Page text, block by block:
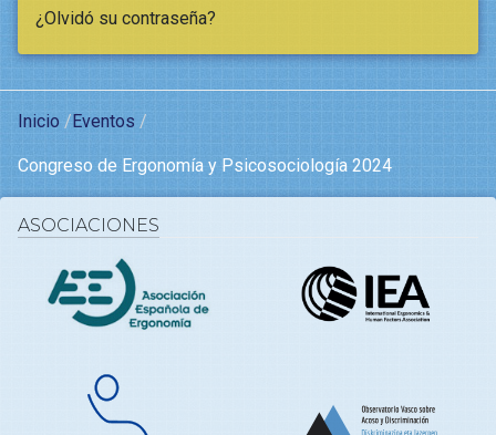
¿Olvidó su contraseña?
Inicio Eventos
Congreso de Ergonomía y Psicosociología 2024
ASOCIACIONES